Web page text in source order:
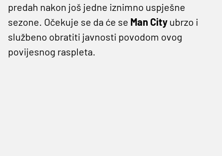
predah nakon još jedne iznimno uspješne
sezone. Očekuje se da će se Man City ubrzo i
službeno obratiti javnosti povodom ovog
povijesnog raspleta.